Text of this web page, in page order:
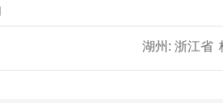
湖州: 浙江省